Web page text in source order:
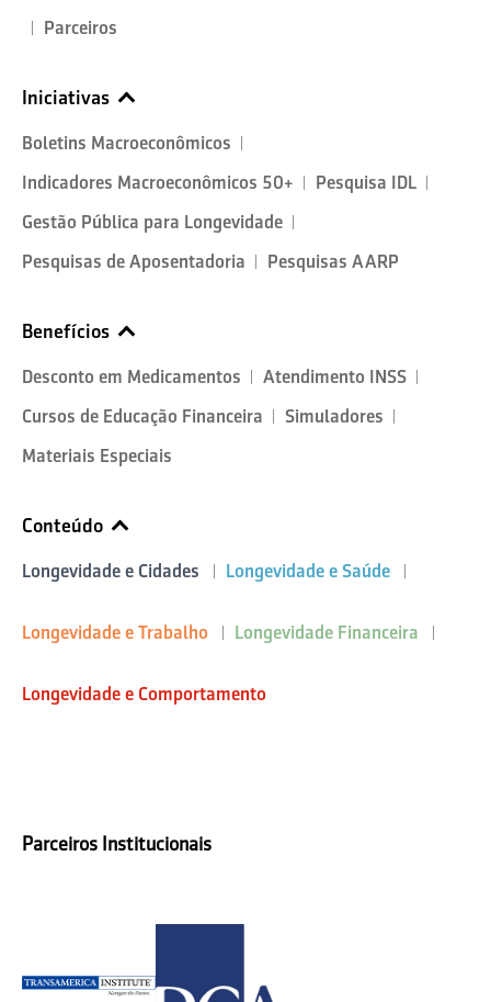
Parceiros
Iniciativas
Boletins Macroeconômicos
Indicadores Macroeconômicos 50+
Pesquisa IDL
Gestão Pública para Longevidade
Pesquisas de Aposentadoria
Pesquisas AARP
Benefícios
Desconto em Medicamentos
Atendimento INSS
Cursos de Educação Financeira
Simuladores
Materiais Especiais
Conteúdo
Longevidade e Cidades Longevidade e Saúde
Longevidade e Trabalho Longevidade Financeira
Longevidade e Comportamento
Parceiros Institucionais